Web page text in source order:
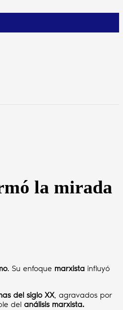
la mirada
. Su enfoque marxista influyó
del siglo XX, agravados por
del análisis marxista.